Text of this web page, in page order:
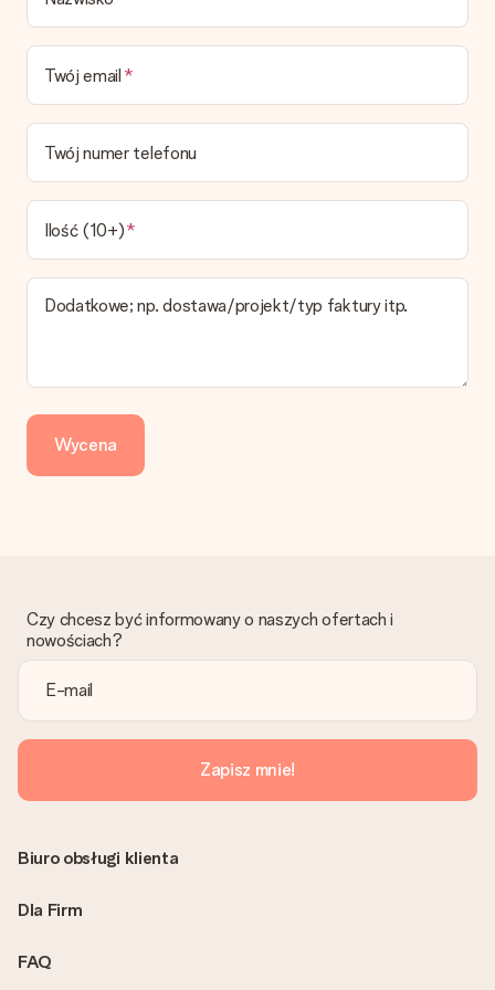
stronie produktu pokazujemy najbardziej prawdopodobną
datę doręczenia w momencie składania zamówienia.
Jaki jest czas dostawy i kiedy otrzymam mój prezent?
Przewidywany czas dostawy można znaleźć na stronie
produktu.
Jakie opcje dostawy mogę wybrać?
W koszyku zamówień mamy kilka opcji dostawy. Termin
pokazany na stronie produktu odnosi się do najtańszej i
najwolniejszej formy wysyłki.
Zapłata
Dotpay, karta kredytowa, lub przelew bankowy. W przypadku
dni przedłużenia dostawy - kwota musi zostać zaksięgowana,
aby zamówienie trafiło do produkcji. Robiąc przelew, należy
wybrać Przelew Krajowy Europejski.
Czy faktura jest wysyłana razem z zamówieniem?
Żaden rachunek lub faktura nie jest wysyłany z zamówieniem.
Możesz ją również znaleźć na koncie MySurprise. Dzięki temu
możesz wysłać prezent bezpośrednio do odbiorcy, co będzie
prawdziwą niespodzianką!
Twój email
Twój numer telefonu
Ilość (10+)
Dodatkowe; np. dostawa/projekt/typ faktury itp.
Wycena
Czy chcesz być informowany o naszych ofertach i
nowościach?
Zapisz mnie!
FAQ
Biuro obsługi klienta
Dla Firm